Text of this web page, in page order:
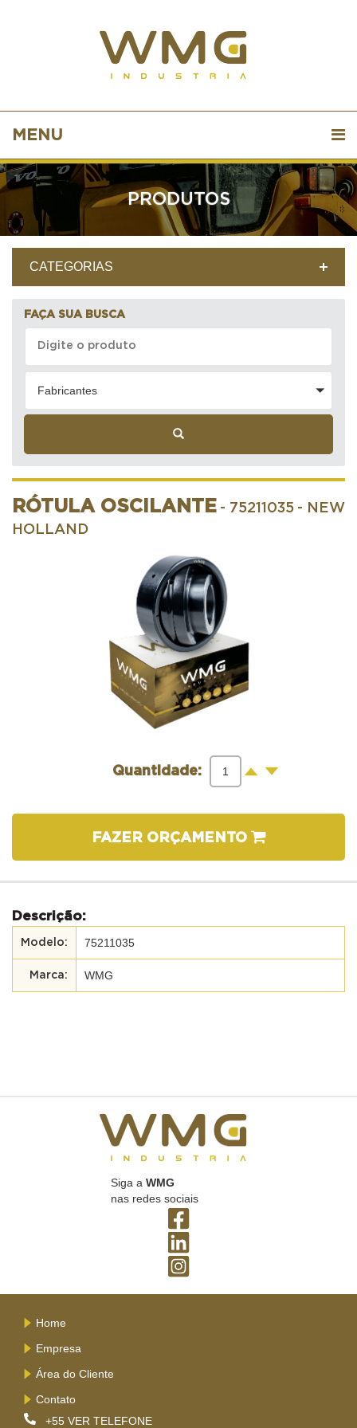
MENU
PRODUTOS
CATEGORIAS
FAÇA SUA BUSCA
Fabricantes
RÓTULA OSCILANTE - 75211035 - NEW
HOLLAND
Quantidade: + -
FAZER ORÇAMENTO
Descrição:
75211035
WMG
Siga a WMG
nas redes sociais
Home
Empresa
Área do Cliente
Contato
+55 VER TELEFONE